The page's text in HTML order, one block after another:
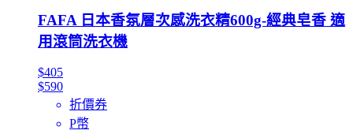
FAFA 日本香氛層次感洗衣精600g-經典皂香 適
用滾筒洗衣機
$405
$590
折價券
P幣